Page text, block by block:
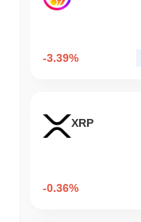
-3.39%
XRP
-0.36%